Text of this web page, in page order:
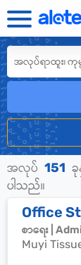
အလုပ် 151 ခု
ပါသည်။
Office
စာရေး |
Muyi